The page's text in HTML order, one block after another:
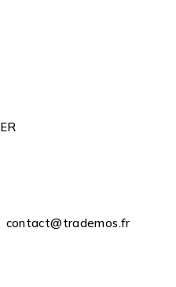
contact@trademos.fr